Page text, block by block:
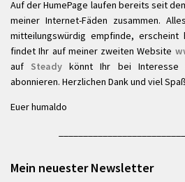
Auf der HumePage laufen bereits seit
meiner Internet-Fäden zusammen.
mitteilungswürdig empfinde, erscheint
findet Ihr auf meiner zweiten Website
auf Steady könnt Ihr bei Interesse
abonnieren. Herzlichen Dank und viel Spaß
Euer humaldo
Mein neuester Newsletter